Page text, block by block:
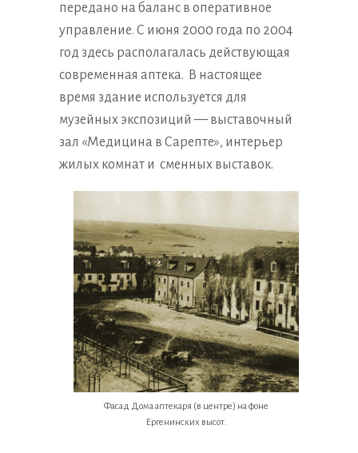
передано на баланс в оперативное
управление. С июня 2000 года по 2004
год здесь располагалась действующая
современная аптека. В настоящее
время здание используется для
музейных экспозиций — выставочный
зал «Медицина в Сарепте», интерьер
жилых комнат и сменных выставок.
Фасад Дома аптекаря (в центре) на фоне
Ергенинских высот.